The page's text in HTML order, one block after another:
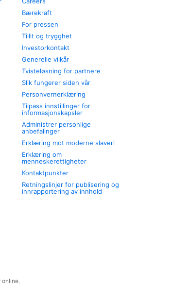
Bærekraft
For pressen
Tillit og trygghet
Investorkontakt
Generelle vilkår
Tvisteløsning for partnere
Slik fungerer siden vår
Personvernerklæring
Tilpass innstillinger for
informasjonskapsler
Administrer personlige
anbefalinger
Erklæring mot moderne slaveri
Erklæring om
menneskerettigheter
Kontaktpunkter
Retningslinjer for publisering og
innrapportering av innhold
online.